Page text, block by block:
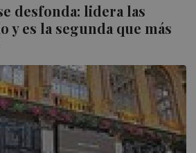
desfonda: lidera las
y es la segunda que más